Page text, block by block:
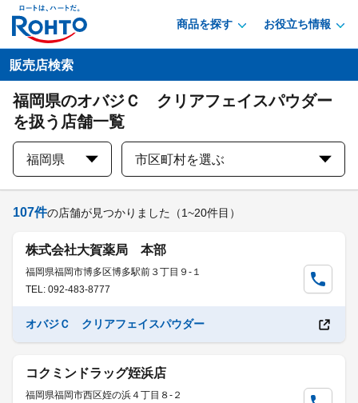
商品を探す お役立ち情報
販売店検索
福岡県のオバジＣ クリアフェイスパウダー
を扱う店舗一覧
福岡県 市区町村を選ぶ
107件の店舗が見つかりました （1~20件目）
株式会社大賀薬局 本部
福岡県福岡市博多区博多駅前３丁目９-１
TEL: 092-483-8777
オバジＣ クリアフェイスパウダー
コクミンドラッグ姪浜店
福岡県福岡市西区姪の浜４丁目８-２